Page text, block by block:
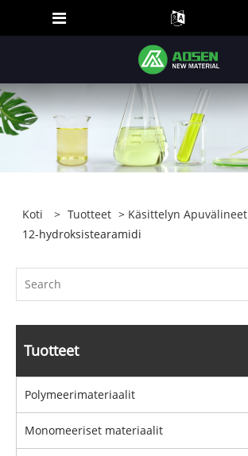
Koti > Tuotteet > Käsittelyn Apuvälineet
12-hydroksistearamidi
Tuotteet
Polymeerimateriaalit
Monomeeriset materiaalit